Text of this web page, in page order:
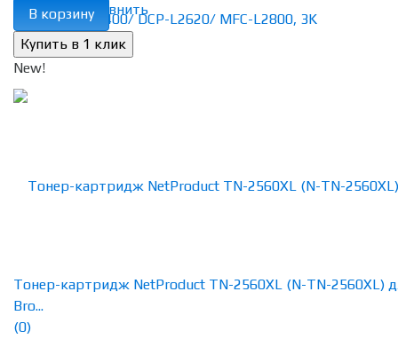
избранное сравнить
В корзину
New!
Тонер-картридж NetProduct TN-2560XL (N-TN-2560XL)
Bro...
(0)